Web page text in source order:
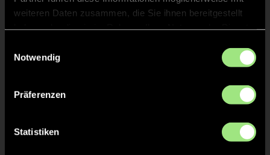
weiteren Daten zusammen, die Sie ihnen bereitgestellt
Notwendig
Präferenzen
Statistiken
G.